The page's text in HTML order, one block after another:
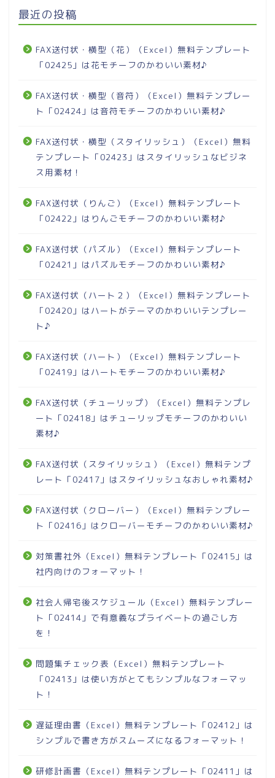
最近の投稿
FAX送付状・横型（花）（Excel）無料テンプレート
「02425」は花モチーフのかわいい素材♪
FAX送付状・横型（音符）（Excel）無料テンプレー
ト「02424」は音符モチーフのかわいい素材♪
FAX送付状・横型（スタイリッシュ）（Excel）無料
テンプレート「02423」はスタイリッシュなビジネ
ス用素材！
FAX送付状（りんご）（Excel）無料テンプレート
「02422」はりんごモチーフのかわいい素材♪
FAX送付状（パズル）（Excel）無料テンプレート
「02421」はパズルモチーフのかわいい素材♪
FAX送付状（ハート２）（Excel）無料テンプレート
「02420」はハートがテーマのかわいいテンプレー
ト♪
FAX送付状（ハート）（Excel）無料テンプレート
「02419」はハートモチーフのかわいい素材♪
FAX送付状（チューリップ）（Excel）無料テンプレ
ート「02418」はチューリップモチーフのかわいい
素材♪
FAX送付状（スタイリッシュ）（Excel）無料テンプ
レート「02417」はスタイリッシュなおしゃれ素材♪
FAX送付状（クローバー）（Excel）無料テンプレー
ト「02416」はクローバーモチーフのかわいい素材♪
対策書社外（Excel）無料テンプレート「02415」は
社内向けのフォーマット！
社会人帰宅後スケジュール（Excel）無料テンプレー
ト「02414」で有意義なプライベートの過ごし方
を！
問題集チェック表（Excel）無料テンプレート
「02413」は使い方がとてもシンプルなフォーマッ
ト！
遅延理由書（Excel）無料テンプレート「02412」は
シンプルで書き方がスムーズになるフォーマット！
研修計画書（Excel）無料テンプレート「02411」は